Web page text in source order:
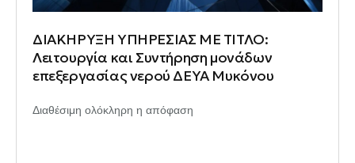
ΔΙΑΚΗΡΥΞΗ ΥΠΗΡΕΣΙΑΣ ΜΕ ΤΙΤΛΟ:
Λειτουργία και Συντήρηση μονάδων
επεξεργασίας νερού ΔΕΥΑ Μυκόνου
Διαθέσιμη ολόκληρη η απόφαση